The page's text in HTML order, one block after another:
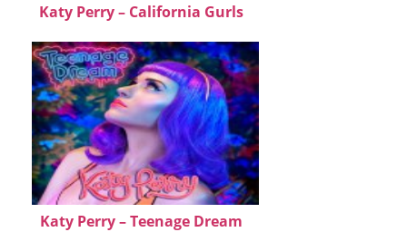
Katy Perry – California Gurls
Katy Perry – Teenage Dream